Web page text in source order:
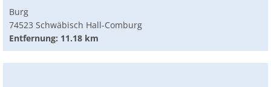
Burg
74523 Schwäbisch Hall-Comburg
Entfernung: 11.18 km